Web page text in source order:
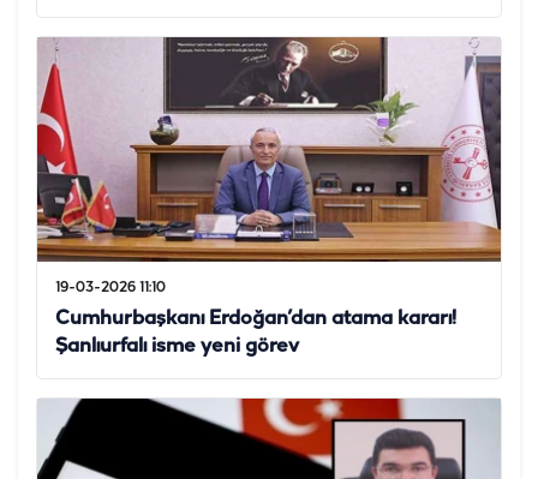
19-03-2026 11:10
Cumhurbaşkanı Erdoğan’dan atama kararı!
Şanlıurfalı isme yeni görev